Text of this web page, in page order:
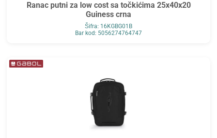
Ranac putni za low cost sa točkićima 25x40x20
Guiness crna
Šifra: 16KGBG01B
Bar kod: 5056274764747